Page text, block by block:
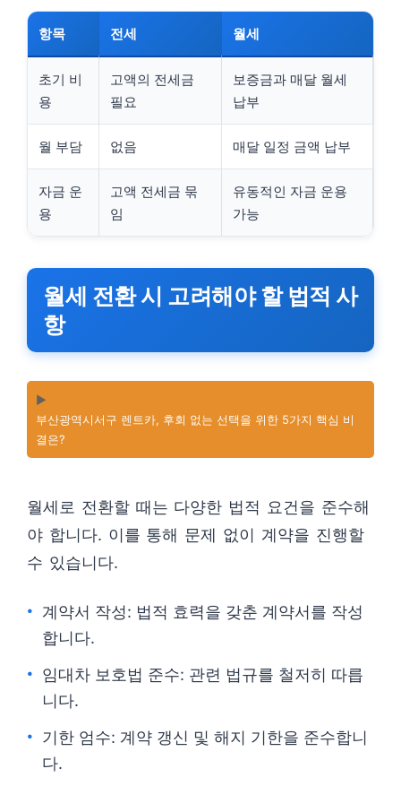
항목 전세 월세
초기 비
용
고액의 전세금
필요
보증금과 매달 월세
납부
월 부담 없음 매달 일정 금액 납부
자금 운
용
고액 전세금 묶
임
유동적인 자금 운용
가능
월세 전환 시 고려해야 할 법적 사
항
▶️
부산광역시서구 렌트카, 후회 없는 선택을 위한 5가지 핵심 비
결은?
월세로 전환할 때는 다양한 법적 요건을 준수해
야 합니다. 이를 통해 문제 없이 계약을 진행할
수 있습니다.
계약서 작성: 법적 효력을 갖춘 계약서를 작성
합니다.
임대차 보호법 준수: 관련 법규를 철저히 따릅
니다.
기한 엄수: 계약 갱신 및 해지 기한을 준수합니
다.